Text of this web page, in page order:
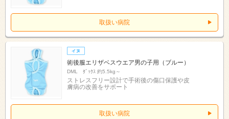
取扱い病院
術後服エリザベスウエア男の子用（ブルー）
DML ﾀﾞｯｸｽ 約5.5kg～
ストレスフリー設計で手術後の傷口保護や皮
膚病の改善をサポート
取扱い病院